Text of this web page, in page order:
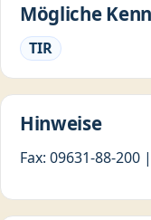
Mögliche
TIR
Hinweise
Fax: 09631-88-200